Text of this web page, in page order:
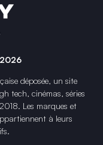
déposée, un site
tech, cinémas, séries
Les marques et
à leurs